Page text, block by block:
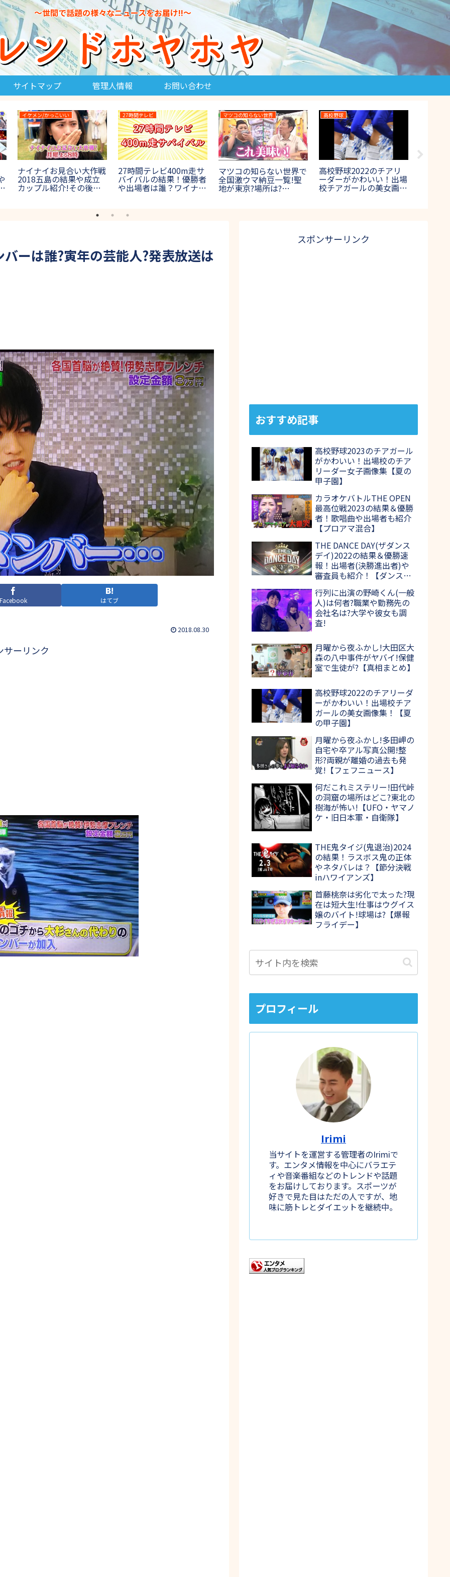
～世間で話題の様々なニュースをお届け!!～
サイトマップ 管理人情報 お問い合わせ
THE DANCE DAY
THE DANCE DAY(ザダン
スデイ)2022の結果＆優
勝速報！出場者(決勝進
消えた天才
国母和宏が消えた天才
SPで現在世界一に!腰パ
ン騒動の真相を初告白!
IPPONグランプリ
IPPONグランプリ2023
春のお題＆回答一覧！写
真で一言や一般回答まと
め【第28回5月13日放
THE鬼タイジ
THE鬼タイジ(鬼退
治)2024の結果！ラスボ
ス鬼の正体やネタバレ
ーは誰?寅年の芸能人?発表放送は
はてブ
2018.08.30
サーリンク
スポンサーリンク
おすすめ記事
高校野球2023のチアガール
がかわいい！出場校のチア
リーダー女子画像集【夏の
甲子園】
カラオケバトルTHE OPEN
最高位戦2023の結果＆優勝
者！歌唱曲や出場者も紹介
【プロアマ混合】
THE DANCE DAY(ザダンス
デイ)2022の結果＆優勝速
報！出場者(決勝進出者)や
審査員も紹介！【ダンス日
行列に出演の野崎くん(一般
人)は何者?職業や勤務先の
会社名は?大学や彼女も調
査!
月曜から夜ふかし!大田区大
森の八中事件がヤバイ!保健
室で生徒が?【真相まとめ】
高校野球2022のチアリーダ
ーがかわいい！出場校チア
ガールの美女画像集！【夏
の甲子園】
月曜から夜ふかし!多田岬の
自宅や卒アル写真公開!整
形?両親が離婚の過去も発
覚!【フェフニュース】
何だこれミステリー!田代峠
の洞窟の場所はどこ?東北の
樹海が怖い!【UFO・ヤマノ
ケ・旧日本軍・自衛隊】
THE鬼タイジ(鬼退治)2024
の結果！ラスボス鬼の正体
やネタバレは？【節分決戦
inハワイアンズ】
首藤桃奈は劣化で太った?現
在は短大生!仕事はウグイス
嬢のバイト!球場は?【爆報
フライデー】
プロフィール
Irimi
当サイトを運営する管理者のIrimiで
す。エンタメ情報を中心にバラエテ
ィや音楽番組などのトレンドや話題
をお届けしております。スポーツが
好きで見た目はただの人ですが、地
味に筋トレとダイエットを継続中。